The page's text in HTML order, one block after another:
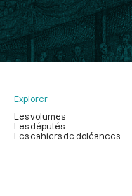
Explorer
Les volumes
Les députés
Les cahiers de doléances